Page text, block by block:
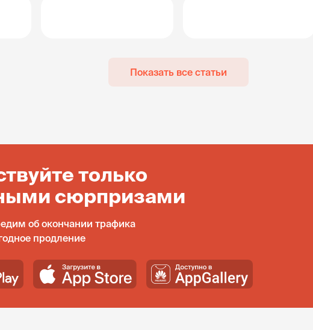
Показать все статьи
только
сюрпризами
об окончании трафика
продление